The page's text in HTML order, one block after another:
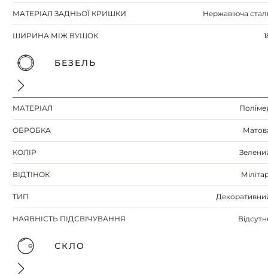
МАТЕРІАЛ ЗАДНЬОЇ КРИШКИ Нержавіюча
ШИРИНА МІЖ ВУШОК
БЕЗЕЛЬ
МАТЕРІАЛ
ОБРОБКА
КОЛІР
ВІДТІНОК
ТИП
НАЯВНІСТЬ ПІДСВІЧУВАННЯ
СКЛО